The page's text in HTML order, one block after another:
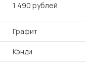
1 490 рублей
Графит
Кэнди